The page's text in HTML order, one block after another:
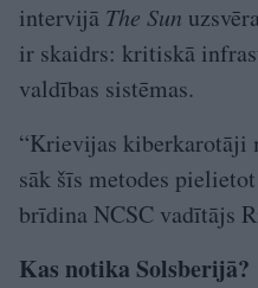
intervijā The Sun
ir skaidrs: kritiskā
valdības sistēmas.
“Krievijas kiberkarotāji
sāk šīs metodes
brīdina NCSC vadītājs
Kas notika Solsberijā?